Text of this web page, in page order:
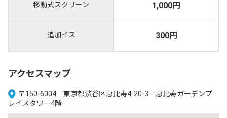
移動式スクリーン 1,000円
追加イス 300円
アクセスマップ
〒150-6004 東京都渋谷区恵比寿4-20-3 恵比寿ガーデンプ
レイスタワー4階